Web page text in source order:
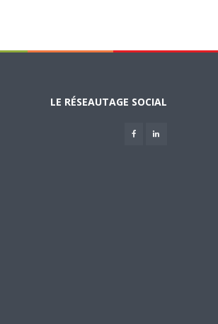
LE RÉSEAUTAGE SOCIAL